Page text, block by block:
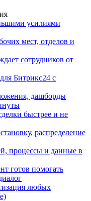
усилиями
мест, отделов и
сотрудников от
Битрикс24 с
дашборды
быстрее и не
распределение
процессы и данные в
готов помогать
любых